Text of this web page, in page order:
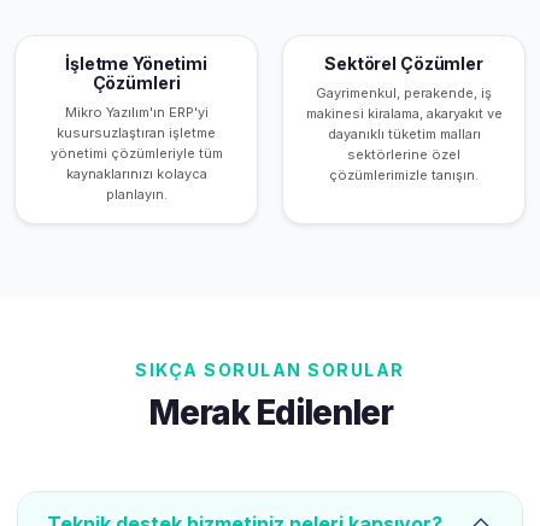
İşletme Yönetimi
Çözümleri
Mikro Yazılım'ın ERP'yi
kusursuzlaştıran işletme
yönetimi çözümleriyle tüm
kaynaklarınızı kolayca
planlayın.
Sektörel Çözümler
Gayrimenkul, perakende, iş
makinesi kiralama, akaryakıt ve
dayanıklı tüketim malları
sektörlerine özel
çözümlerimizle tanışın.
SIKÇA SORULAN SORULAR
Merak Edilenler